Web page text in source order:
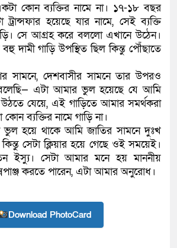
কোন ব্যক্তির নামে না। ১৭-১৮ বছর
হয়েছে যার নামে, সেই ব্যক্তি
সে আগ্রহ করে বললো এখানে উঠেন।
দামী গাড়ি উপস্থিত ছিল কিন্তু পৌঁছাতে
সামনে, দেশবাসীর সামনে তার উপরও
এটা আমার ভুল হয়েছে যে আমি
যেয়ে, এই গাড়িতে আমার সমর্থকরা
ব্যক্তির নামে গাড়ি না।
হয়ে থাকে আমি জাতির সামনে দুঃখ
সেটা ক্লিয়ার হয়ে গেছে ওই সময়েই।
ইস্যু। সেটা আমার মনে হয় মাননীয়
করতে পারেন, এটা আমার অনুরোধ।
Download PhotoCard